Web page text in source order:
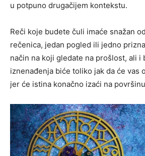
u potpuno drugačijem kontekstu.
Reči koje budete čuli imaće snažan
rečenica, jedan pogled ili jedno
način na koji gledate na prošlost, ali i
iznenađenja biće toliko jak da će vas
jer će istina konačno izaći na